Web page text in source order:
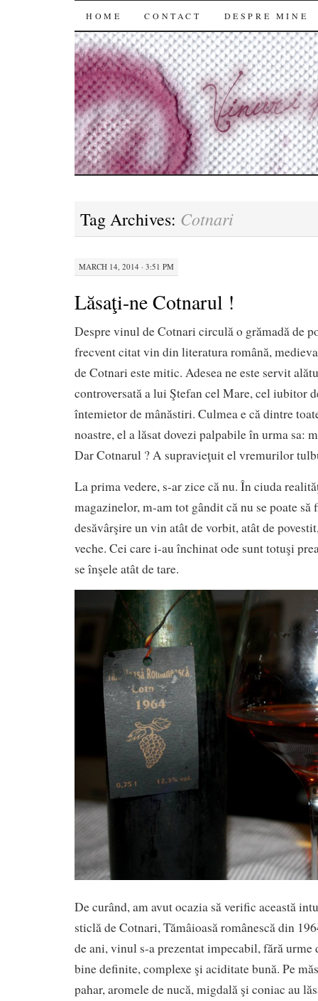
SKIP
TO
CONTENT
HOME CONTACT DESPRE MINE
Tag Archives: Cotnari
MARCH 14, 2014 · 3:51 PM
Lăsaţi-ne Cotnarul !
Despre vinul de Cotnari circulă o grămadă de
frecvent citat vin din literatura română,
de Cotnari este mitic. Adesea ne este servit
controversată a lui Ştefan cel Mare, cel iubitor
întemietor de mânăstiri. Culmea e că dintre
noastre, el a lăsat dovezi palpabile în urma sa:
Dar Cotnarul ? A supravieţuit el vremurilor
La prima vedere, s-ar zice că nu. În ciuda
magazinelor, m-am tot gândit că nu se poate să
desăvârşire un vin atât de vorbit, atât de
veche. Cei care i-au închinat ode sunt totuşi
se înşele atât de tare.
De curând, am avut ocazia să verific această
sticlă de Cotnari, Tămâioasă românescă din
de ani, vinul s-a prezentat impecabil, fără urme
bine definite, complexe şi aciditate bună. Pe
pahar, aromele de nucă, migdală şi coniac au